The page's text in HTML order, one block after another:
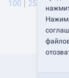
100 | 250 500